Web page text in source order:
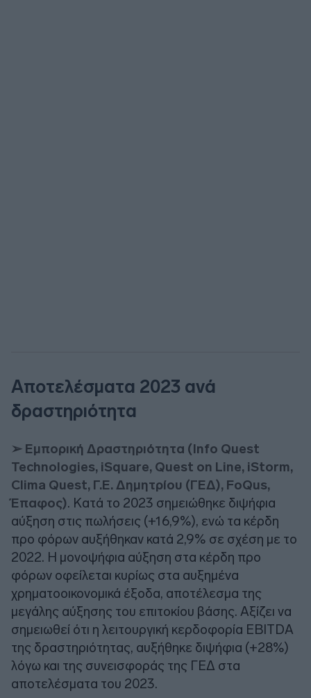
Αποτελέσματα 2023 ανά
δραστηριότητα
➢ Εμπορική Δραστηριότητα (Info Quest
Technologies, iSquare, Quest on Line, iStorm,
Clima Quest, Γ.Ε. Δημητρίου (ΓΕΔ), FoQus,
Έπαφος). Κατά το 2023 σημειώθηκε διψήφια
αύξηση στις πωλήσεις (+16,9%), ενώ τα κέρδη
προ φόρων αυξήθηκαν κατά 2,9% σε σχέση με το
2022. Η μονοψήφια αύξηση στα κέρδη προ
φόρων οφείλεται κυρίως στα αυξημένα
χρηματοοικονομικά έξοδα, αποτέλεσμα της
μεγάλης αύξησης του επιτοκίου βάσης. Αξίζει να
σημειωθεί ότι η λειτουργική κερδοφορία EBITDA
της δραστηριότητας, αυξήθηκε διψήφια (+28%)
λόγω και της συνεισφοράς της ΓΕΔ στα
αποτελέσματα του 2023.